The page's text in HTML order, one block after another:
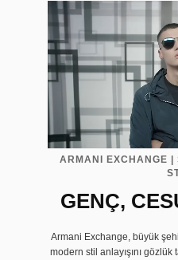
ARMANI EXCHANGE |
GENÇ,
Armani Exchange, büyük
modern stil anlayışını gözlük